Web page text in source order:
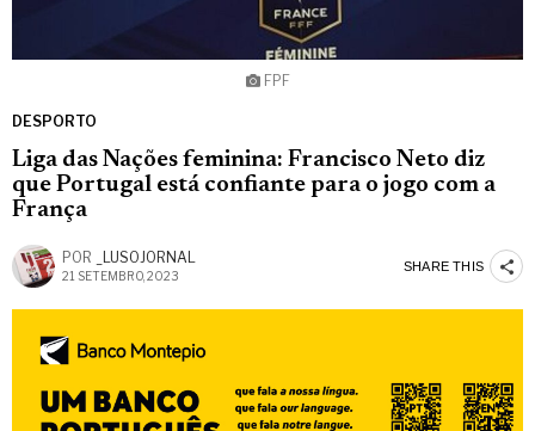
FPF
DESPORTO
Liga das Nações feminina: Francisco Neto diz
que Portugal está confiante para o jogo com a
França
POR _LUSOJORNAL
21 SETEMBRO, 2023
SHARE THIS